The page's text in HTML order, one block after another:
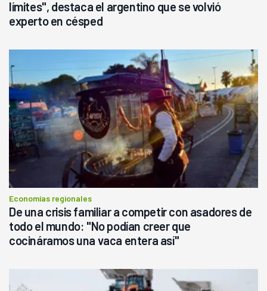
límites", destaca el argentino que se volvió
experto en césped
Economías regionales
De una crisis familiar a competir con asadores de
todo el mundo: "No podían creer que
cocináramos una vaca entera así"